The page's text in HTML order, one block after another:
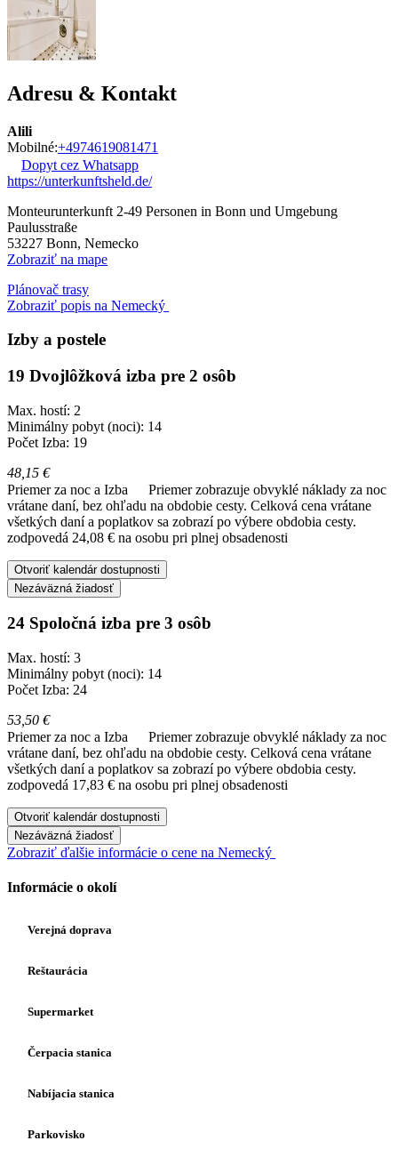
Adresu & Kontakt
Alili
Mobilné:+4974619081471
Dopyt cez Whatsapp
https://unterkunftsheld.de/
Monteurunterkunft 2-49 Personen in Bonn und Umgebung
Paulusstraße
53227 Bonn, Nemecko
Zobraziť na mape
Plánovač trasy
Zobraziť popis na Nemecký
Izby a postele
19 Dvojlôžková izba pre 2 osôb
Max. hostí: 2
Minimálny pobyt (noci): 14
Počet Izba: 19
48,15 €
Priemer za noc a Izba
Priemer zobrazuje obvyklé náklady za noc
vrátane daní, bez ohľadu na obdobie cesty. Celková cena vrátane
všetkých daní a poplatkov sa zobrazí po výbere obdobia cesty.
zodpovedá 24,08 € na osobu pri plnej obsadenosti
Otvoriť kalendár dostupnosti
Nezáväzná žiadosť
24 Spoločná izba pre 3 osôb
Max. hostí: 3
Minimálny pobyt (noci): 14
Počet Izba: 24
53,50 €
Priemer za noc a Izba
Priemer zobrazuje obvyklé náklady za noc
vrátane daní, bez ohľadu na obdobie cesty. Celková cena vrátane
všetkých daní a poplatkov sa zobrazí po výbere obdobia cesty.
zodpovedá 17,83 € na osobu pri plnej obsadenosti
Otvoriť kalendár dostupnosti
Nezáväzná žiadosť
Zobraziť ďalšie informácie o cene na Nemecký
Informácie o okolí
Verejná doprava
Reštaurácia
Supermarket
Čerpacia stanica
Nabíjacia stanica
Parkovisko